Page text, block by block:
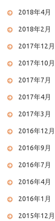
2018年4月
2018年2月
2017年12月
2017年10月
2017年7月
2017年4月
2017年3月
2016年12月
2016年9月
2016年7月
2016年4月
2016年1月
2015年12月